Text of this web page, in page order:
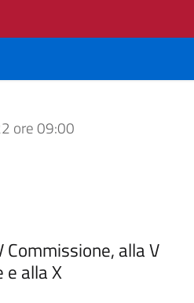
ore 09:00
alla V
e alla X